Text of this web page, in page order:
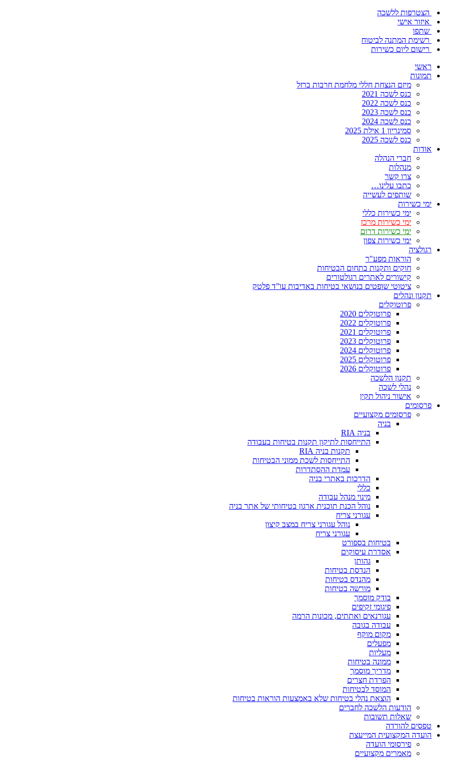
הצטרפות ללשכה
איזור אישי
שתפו
רשימת המתנה לביטוח
רישום ליום כשירות
ראשי
תמונות
מיזם הנצחת חללי מלחמת חרבות ברזל
כנס לשכה 2021
כנס לשכה 2022
כנס לשכה 2023
כנס לשכה 2024
סמינריון 1 אילת 2025
כנס לשכה 2025
אודות
חברי הנהלה
מנהלות
צרו קשר
כתבו עלינו…
שותפים לעשייה
ימי כשירות
ימי כשירות כללי
ימי כשירות מרכז
ימי כשירות דרום
ימי כשירות צפון
רגולציה
הוראות מפע"ר
חוקים ותקנות בתחום הבטיחות
קישורים לאתרים רגולטורים
ציטוטי שופטים בנושאי בטיחות באדיבות עו”ד פלטק
תקנון ונהלים
פרוטוקלים
פרוטוקלים 2020
פרוטוקלים 2022
פרוטוקלים 2021
פרוטוקלים 2023
פרוטוקלים 2024
פרוטוקלים 2025
פרוטוקלים 2026
תקנון הלשכה
נהלי לשכה
אישור ניהול תקין
פרסומים
פרסומים מקצועיים
בניה
בניה RIA
התייחסות לתיקון תקנות בטיחות בעבודה
תקנות בניה RIA
התייחסות לשכת ממוני הבטיחות
עמדת ההסתדרות
הדרכות באתרי בניה
כללי
מינוי מנהל עבודה
נוהל הכנת תוכנית ארגון בטיחותי של אתר בניה
עגורני צריח
נוהל עגורני צריח במצב קיצון
עגורני צריח
בטיחות בספורט
אסדרת עיסוקים
גהותן
הנדסת בטיחות
מהנדס בטיחות
מורשה בטיחות
בודק מוסמך
פיגומי זקיפים
עגורנאים ואתתים, מכונות הרמה
עבודה בגובה
מקום מוקף
מפעלים
מעליות
ממונה בטיחות
מדריך מוסמך
הפרדת חצרים
המוסד לבטיחות
הוצאת נהלי בטיחות שלא באמצעות הוראות בטיחות
הודעות הלשכה לחברים
שאלות תשובות
טפסים להורדה
הועדה המקצועית המייעצת
פירסומי הועדה
מאמרים מקצועיים